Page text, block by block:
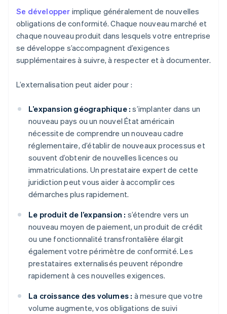
Se développer implique généralement de nouvelles
obligations de conformité. Chaque nouveau marché et
chaque nouveau produit dans lesquels votre entreprise
se développe s’accompagnent d’exigences
supplémentaires à suivre, à respecter et à documenter.
L’externalisation peut aider pour :
L’expansion géographique : s’implanter dans un
nouveau pays ou un nouvel État américain
nécessite de comprendre un nouveau cadre
réglementaire, d’établir de nouveaux processus et
souvent d’obtenir de nouvelles licences ou
immatriculations. Un prestataire expert de cette
juridiction peut vous aider à accomplir ces
démarches plus rapidement.
Le produit de l’expansion : s’étendre vers un
nouveau moyen de paiement, un produit de crédit
ou une fonctionnalité transfrontalière élargit
également votre périmètre de conformité. Les
prestataires externalisés peuvent répondre
rapidement à ces nouvelles exigences.
La croissance des volumes : à mesure que votre
volume augmente, vos obligations de suivi